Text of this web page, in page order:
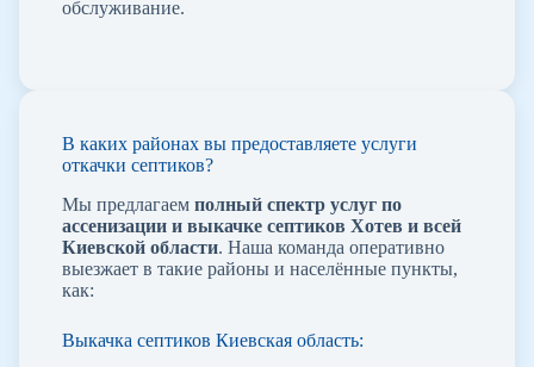
обслуживание.
В каких районах вы предоставляете услуги
откачки септиков?
Мы предлагаем полный спектр услуг по
ассенизации и выкачке септиков Хотев и всей
Киевской области. Наша команда оперативно
выезжает в такие районы и населённые пункты,
как:
Выкачка септиков Киевская область: